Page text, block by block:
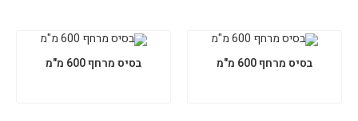
בסיס מרחף 600 מ"מ בסיס מרחף 600 מ"מ